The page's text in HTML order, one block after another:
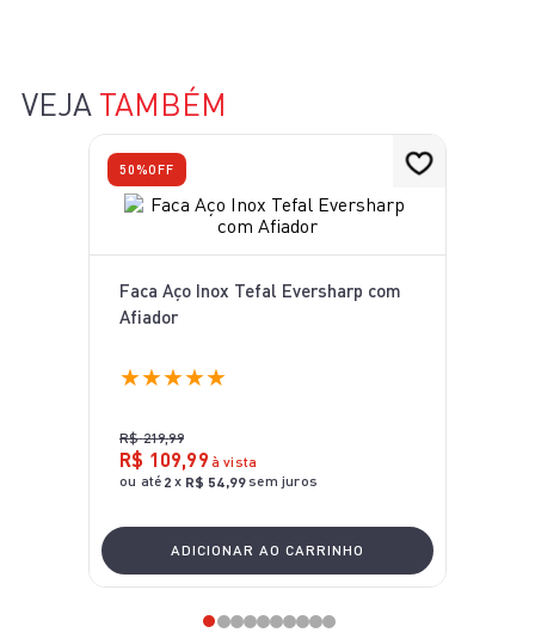
VEJA TAMBÉM
50%OFF
Faca Aço Inox Tefal Eversharp com
Afiador
★★★★★
R$ 219,99
R$ 109,99 à vista
ou até 2 x R$ 54,99sem juros
ADICIONAR AO CARRINHO